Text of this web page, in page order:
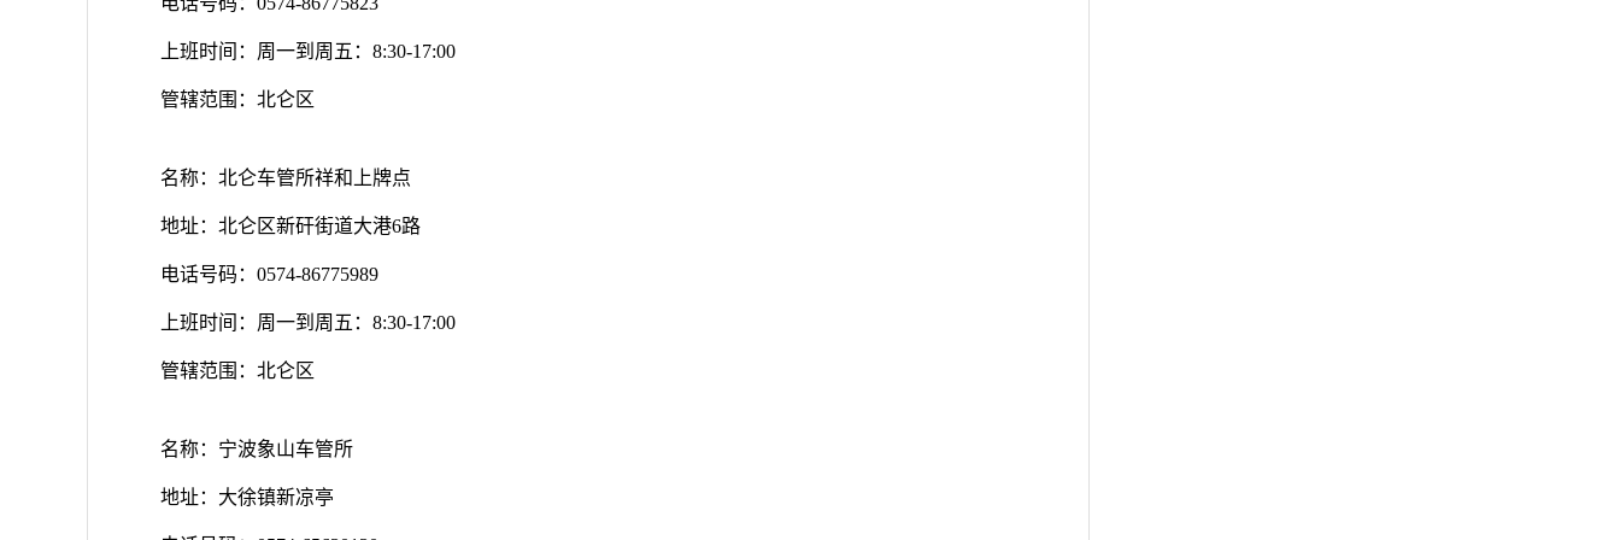
上班时间：周一到周五：8:30-17:00
管辖范围：北仑区
名称：北仑车管所祥和上牌点
地址：北仑区新矸街道大港6路
电话号码：0574-86775989
上班时间：周一到周五：8:30-17:00
管辖范围：北仑区
名称：宁波象山车管所
地址：大徐镇新凉亭